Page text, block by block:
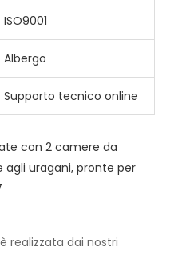
ISO9001
Albergo
Supporto tecnico online
realizzata dai nostri